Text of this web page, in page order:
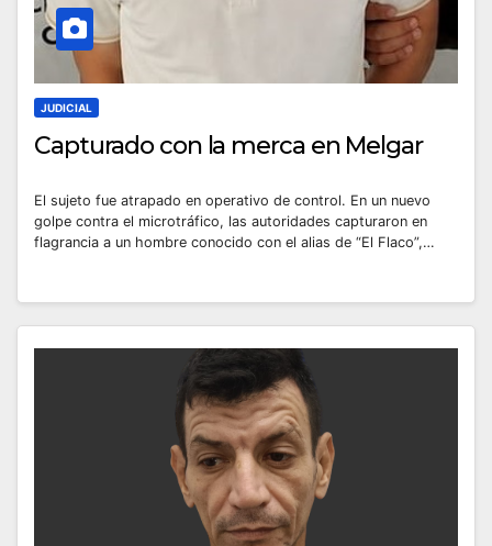
JUDICIAL
Capturado con la merca en Melgar
El sujeto fue atrapado en operativo de control. En un nuevo
golpe contra el microtráfico, las autoridades capturaron en
flagrancia a un hombre conocido con el alias de “El Flaco”,…